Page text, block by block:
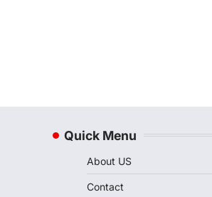
Quick Menu
About US
Contact